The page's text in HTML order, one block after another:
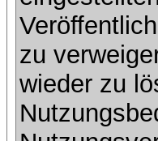
zu
wieder zu